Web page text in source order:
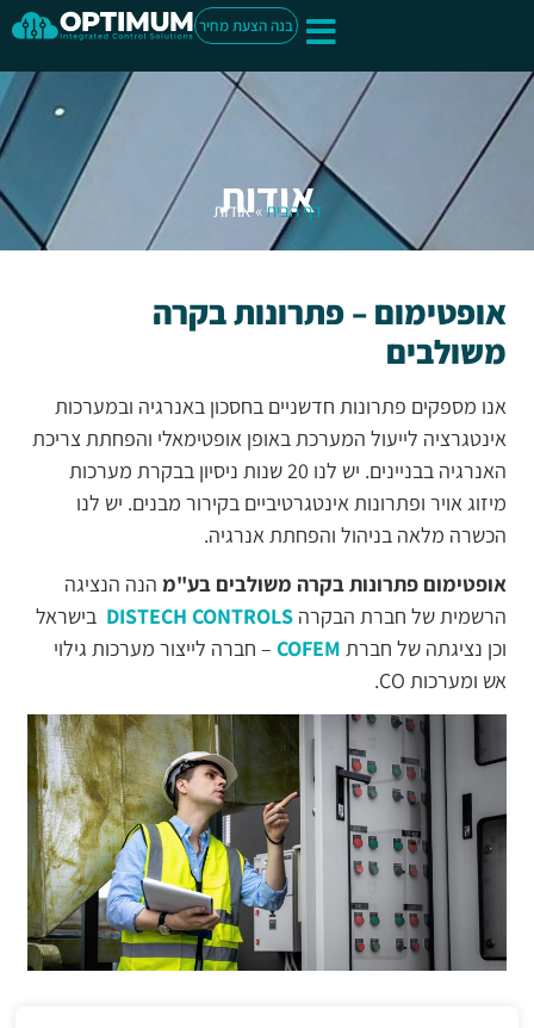
בנה הצעת מחיר
אודות
דף הבית»אודות
אופטימום – פתרונות בקרה
משולבים
אנו מספקים פתרונות חדשניים בחסכון באנרגיה ובמערכות
אינטגרציה לייעול המערכת באופן אופטימאלי והפחתת צריכת
האנרגיה בבניינים. יש לנו 20 שנות ניסיון בבקרת מערכות
מיזוג אויר ופתרונות אינטגרטיביים בקירור מבנים. יש לנו
הכשרה מלאה בניהול והפחתת אנרגיה.
אופטימום פתרונות בקרה משולבים בע"מ הנה הנציגה
הרשמית של חברת הבקרהDISTECH CONTROLS בישראל
וכן נציגתה של חברת COFEM – חברה לייצור מערכות גילוי
אש ומערכות CO.